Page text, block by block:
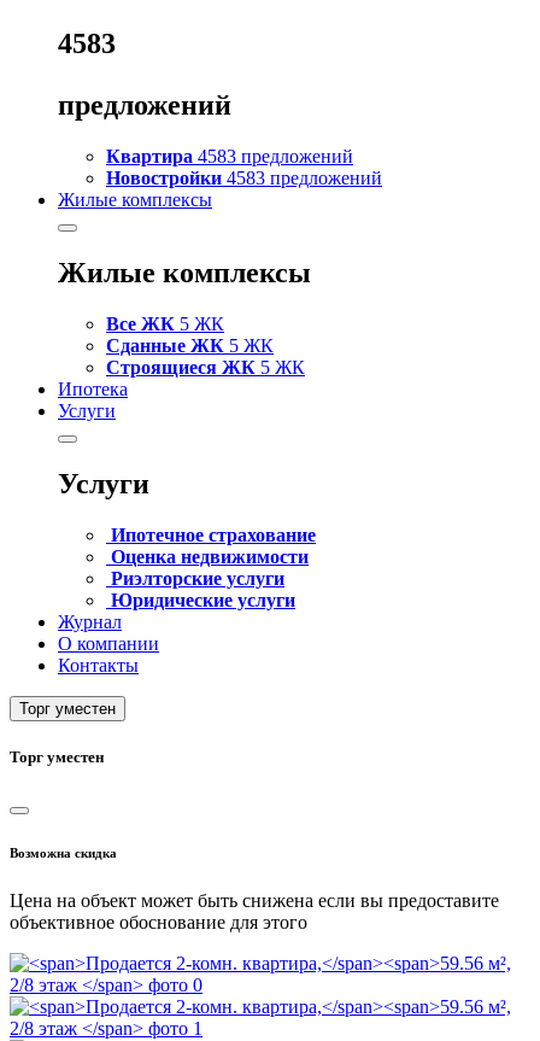
4583
предложений
Квартира 4583 предложений
Новостройки 4583 предложений
Жилые комплексы
Жилые комплексы
Все ЖК 5 ЖК
Сданные ЖК 5 ЖК
Строящиеся ЖК 5 ЖК
Ипотека
Услуги
Услуги
Ипотечное страхование
Оценка недвижимости
Риэлторские услуги
Юридические услуги
Журнал
О компании
Контакты
Торг уместен
Торг уместен
Возможна скидка
Цена на объект может быть снижена если вы предоставите
объективное обоснование для этого